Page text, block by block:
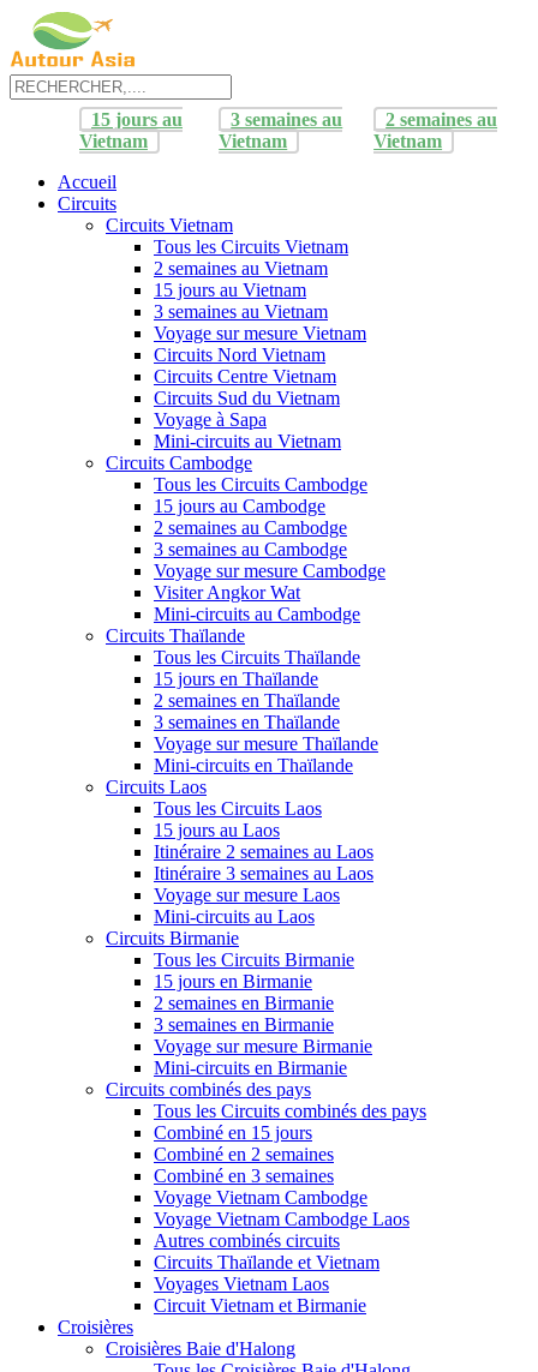
15 jours au
Vietnam
3 semaines au
Vietnam
2 semaines au
Vietnam
Accueil
Circuits
Circuits Vietnam
Tous les Circuits Vietnam
2 semaines au Vietnam
15 jours au Vietnam
3 semaines au Vietnam
Voyage sur mesure Vietnam
Circuits Nord Vietnam
Circuits Centre Vietnam
Circuits Sud du Vietnam
Voyage à Sapa
Mini-circuits au Vietnam
Circuits Cambodge
Tous les Circuits Cambodge
15 jours au Cambodge
2 semaines au Cambodge
3 semaines au Cambodge
Voyage sur mesure Cambodge
Visiter Angkor Wat
Mini-circuits au Cambodge
Circuits Thaïlande
Tous les Circuits Thaïlande
15 jours en Thaïlande
2 semaines en Thaïlande
3 semaines en Thaïlande
Voyage sur mesure Thaïlande
Mini-circuits en Thaïlande
Circuits Laos
Tous les Circuits Laos
15 jours au Laos
Itinéraire 2 semaines au Laos
Itinéraire 3 semaines au Laos
Voyage sur mesure Laos
Mini-circuits au Laos
Circuits Birmanie
Tous les Circuits Birmanie
15 jours en Birmanie
2 semaines en Birmanie
3 semaines en Birmanie
Voyage sur mesure Birmanie
Mini-circuits en Birmanie
Circuits combinés des pays
Tous les Circuits combinés des pays
Combiné en 15 jours
Combiné en 2 semaines
Combiné en 3 semaines
Voyage Vietnam Cambodge
Voyage Vietnam Cambodge Laos
Autres combinés circuits
Circuits Thaïlande et Vietnam
Voyages Vietnam Laos
Circuit Vietnam et Birmanie
Croisières
Croisières Baie d'Halong